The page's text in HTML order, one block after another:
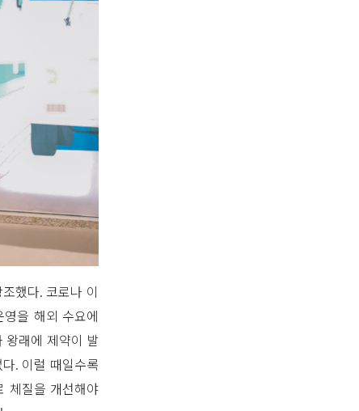
했다. 코로나 이
을 해외 수요에
왕래에 제약이 발
. 이럴 때일수록
체질을 개선해야